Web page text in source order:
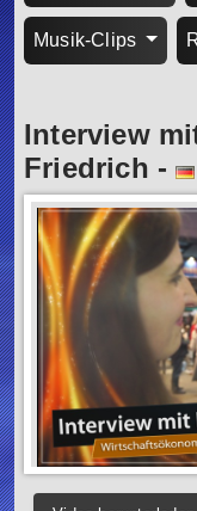
Musik-Clips
Interview
Friedrich -